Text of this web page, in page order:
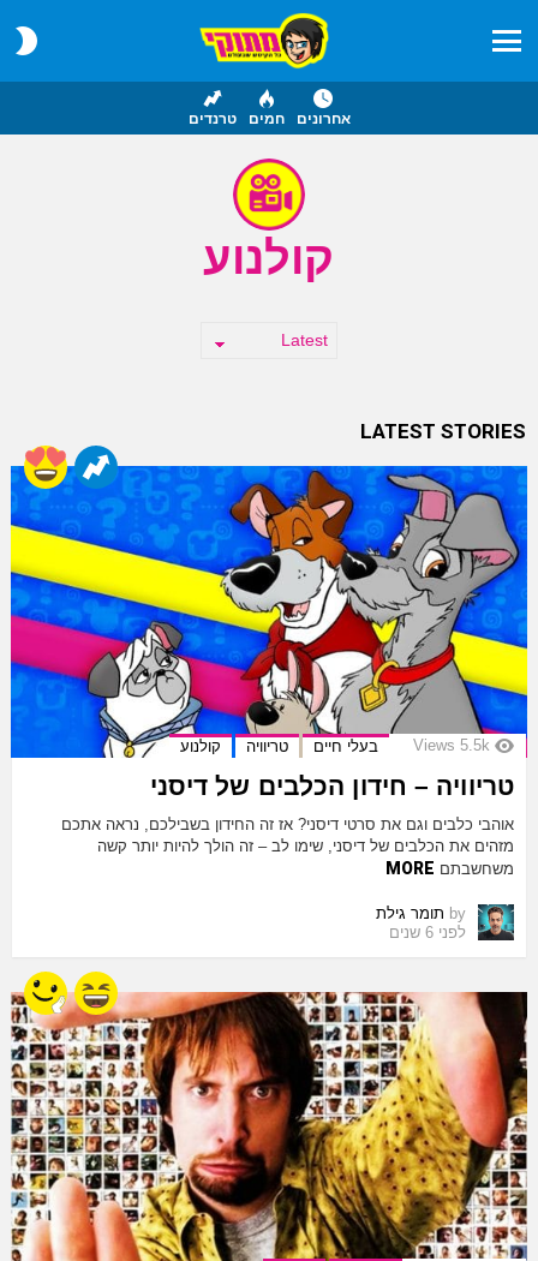
אחרונים חמים טרנדים
קולנוע
LATEST STORIES
5.5k
Views בעלי חיים טריוויה קולנוע
טריוויה – חידון הכלבים של דיסני
אוהבי כלבים וגם את סרטי דיסני? אז זה החידון בשבילכם, נראה אתכם
מזהים את הכלבים של דיסני, שימו לב – זה הולך להיות יותר קשה
משחשבתם MORE
by תומר גילת
לפני 6 שנים